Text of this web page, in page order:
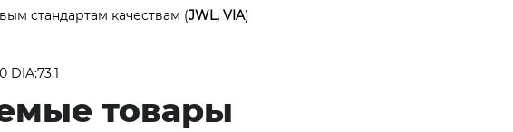
стандартам качествам (JWL, VIA)
DIA:73.1
товары